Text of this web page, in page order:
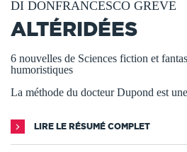
DI DONFRANCESCO GREVE
ALTÉRIDÉES
6 nouvelles de Sciences fiction et
humoristiques
La méthode du docteur Dupond est
LIRE LE RÉSUMÉ COMPLET